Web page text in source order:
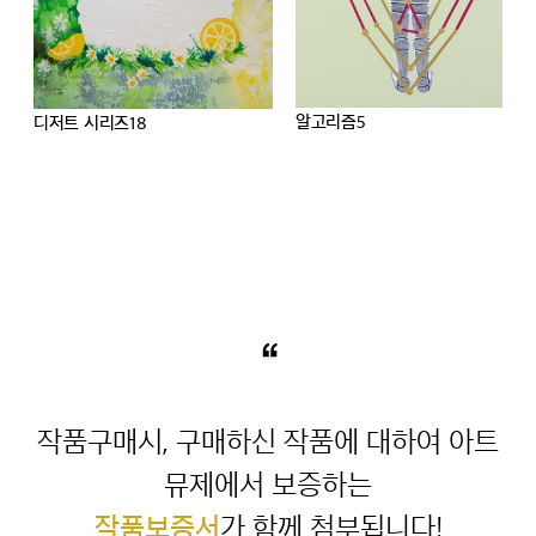
알고리즘5
“
작품구매시, 구매하신 작품에 대하여 아트
작품보증서